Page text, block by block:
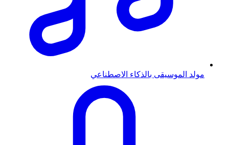
مولد الموسيقى بالذكاء الاصطناعي